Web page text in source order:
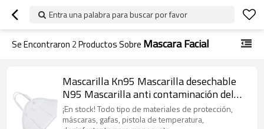
Entra una palabra para buscar por favor
Se Encontraron 2Productos Sobre Mascara Facial
Mascarilla Kn95 Mascarilla desechable
N95 Mascarilla anti contaminación del
aire Mascarilla facial
¡En stock! Todo tipo de materiales de protección,
máscaras, gafas, pistola de temperatura,